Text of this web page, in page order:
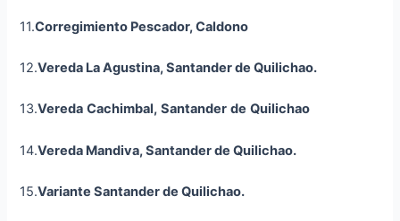
11.Corregimiento Pescador, Caldono
12.Vereda La Agustina, Santander de Quilichao.
13.Vereda Cachimbal, Santander de Quilichao
14.Vereda Mandiva, Santander de Quilichao.
15.Variante Santander de Quilichao.